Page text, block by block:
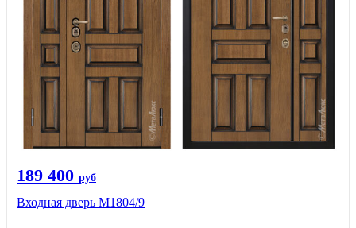
189 400 руб
Входная дверь М1804/9